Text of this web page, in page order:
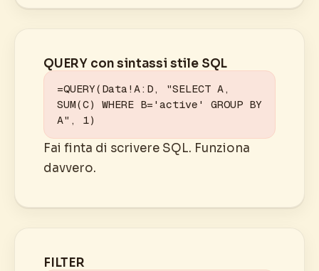
QUERY con sintassi stile SQL
=QUERY(Data!A:D, "SELECT A,
SUM(C) WHERE B='active' GROUP BY
A", 1)
Fai finta di scrivere SQL. Funziona
davvero.
FILTER